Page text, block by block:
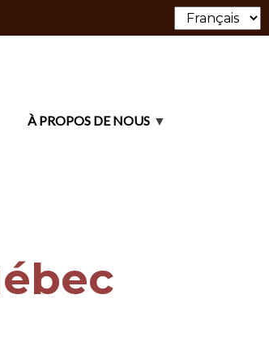
À PROPOS DE NOUS